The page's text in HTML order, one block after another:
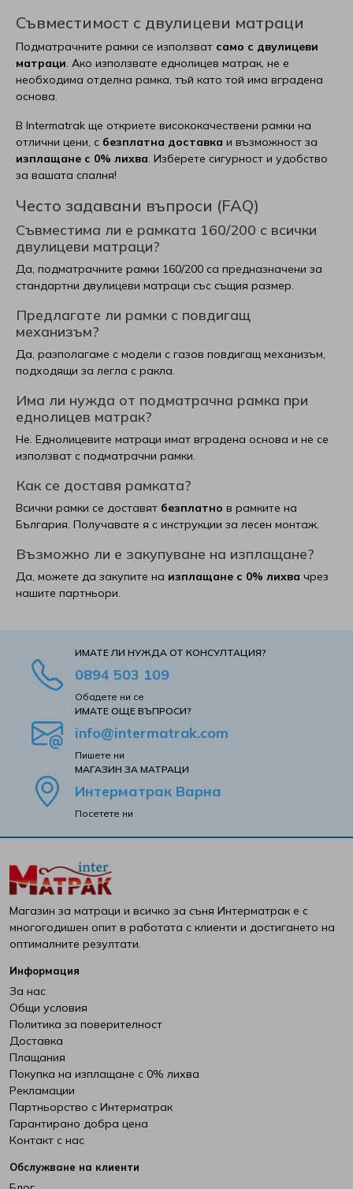
Съвместимост с двулицеви матраци
Подматрачните рамки се използват само с двулицеви
матраци. Ако използвате еднолицев матрак, не е
необходима отделна рамка, тъй като той има вградена
основа.
В Intermatrak ще откриете висококачествени рамки на
отлични цени, с безплатна доставка и възможност за
изплащане с 0% лихва. Изберете сигурност и удобство
за вашата спалня!
Често задавани въпроси (FAQ)
Съвместима ли е рамката 160/200 с всички
двулицеви матраци?
Да, подматрачните рамки 160/200 са предназначени за
стандартни двулицеви матраци със същия размер.
Предлагате ли рамки с повдигащ
механизъм?
Да, разполагаме с модели с газов повдигащ механизъм,
подходящи за легла с ракла.
Има ли нужда от подматрачна рамка при
еднолицев матрак?
Не. Еднолицевите матраци имат вградена основа и не се
използват с подматрачни рамки.
Как се доставя рамката?
Всички рамки се доставят безплатно в рамките на
България. Получавате я с инструкции за лесен монтаж.
Възможно ли е закупуване на изплащане?
Да, можете да закупите на изплащане с 0% лихва чрез
нашите партньори.
ИМАТЕ ЛИ НУЖДА ОТ КОНСУЛТАЦИЯ?
0894 503 109
Обадете ни се
ИМАТЕ ОЩЕ ВЪПРОСИ?
info@intermatrak.com
Пишете ни
MАГАЗИН ЗА МАТРАЦИ
Интерматрак Варна
Посетете ни
Магазин за матраци и всичко за съня Интерматрак е с
многогодишен опит в работата с клиенти и достигането на
оптималните резултати.
Информация
За нас
Общи условия
Политика за поверителност
Доставка
Плащания
Покупка на изплащане с 0% лихва
Рекламации
Партньорство с Интерматрак
Гарантирано добра цена
Контакт с нас
Обслужване на клиенти